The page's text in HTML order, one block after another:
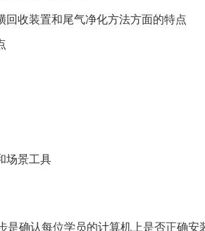
收装置和尾气净化方法方面的特点
场景工具
是确认每位学员的计算机上是否正确安